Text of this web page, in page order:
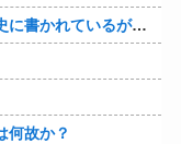
ているんでバカではないよな？
何故か？